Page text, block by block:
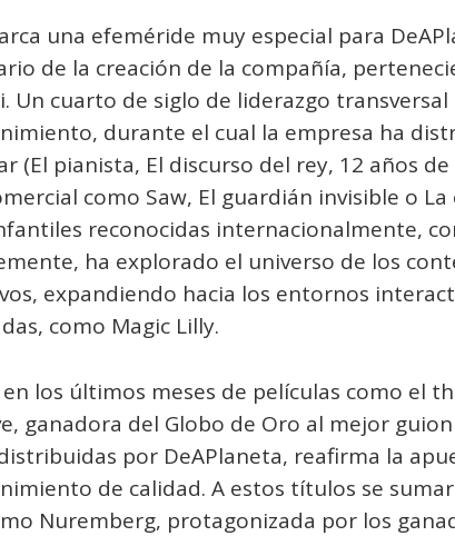
una efeméride muy especial para
de la creación de la compañía,
Un cuarto de siglo de liderazgo
durante el cual la empresa ha
(El pianista, El discurso del rey, 12 años
como Saw, El guardián invisible o
reconocidas internacionalmente,
ha explorado el universo de los
expandiendo hacia los entornos
como Magic Lilly.
los últimos meses de películas como el
ganadora del Globo de Oro al mejor
por DeAPlaneta, reafirma la
de calidad. A estos títulos se
Nuremberg, protagonizada por los